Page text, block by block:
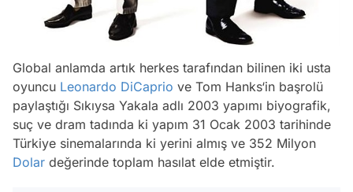
Global anlamda artık herkes tarafından bilinen iki usta
oyuncu Leonardo DiCaprio ve Tom Hanks‘in başrolü
paylaştığı Sıkıysa Yakala adlı 2003 yapımı biyografik,
suç ve dram tadında ki yapım 31 Ocak 2003 tarihinde
Türkiye sinemalarında ki yerini almış ve 352 Milyon
Dolar değerinde toplam hasılat elde etmiştir.